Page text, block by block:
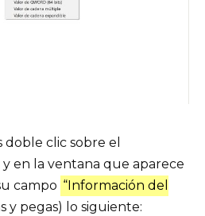
clic sobre el
y en la ventana que aparece
campo “Información del
y pegas) lo siguiente: